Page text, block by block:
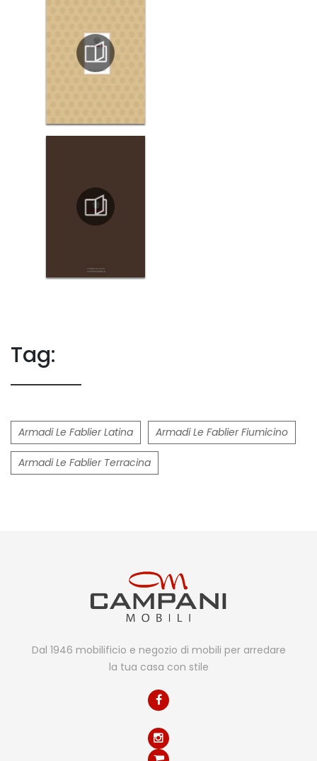
Tag:
Armadi Le Fablier Latina Armadi Le Fablier Fiumicino
Armadi Le Fablier Terracina
Dal 1946 mobilificio e negozio di mobili per arredare
la tua casa con stile